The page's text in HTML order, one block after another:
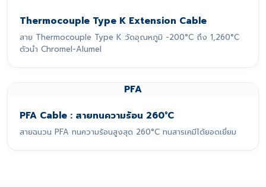
Thermocouple Type K Extension Cable
สาย Thermocouple Type K วัดอุณหภูมิ -200°C ถึง 1,260°C
ตัวนำ Chromel-Alumel
PFA
PFA Cable : สายทนความร้อน 260°C
สายฉนวน PFA ทนความร้อนสูงสุด 260°C ทนสารเคมีได้ยอดเยี่ยม